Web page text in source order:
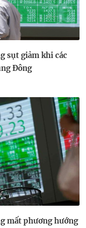
sụt giảm khi các
Đông
mất phương hướng